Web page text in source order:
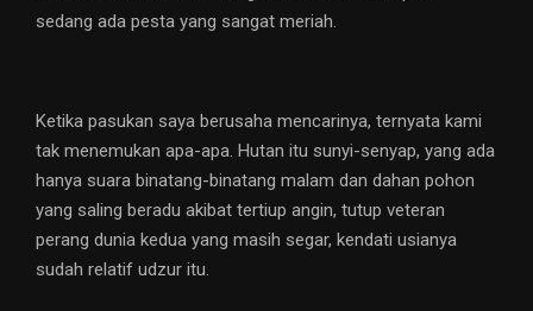
sedang ada pesta yang sangat meriah.
Ketika pasukan saya berusaha mencarinya, ternyata kami
tak menemukan apa-apa. Hutan itu sunyi-senyap, yang ada
hanya suara binatang-binatang malam dan dahan pohon
yang saling beradu akibat tertiup angin, tutup veteran
perang dunia kedua yang masih segar, kendati usianya
sudah relatif udzur itu.